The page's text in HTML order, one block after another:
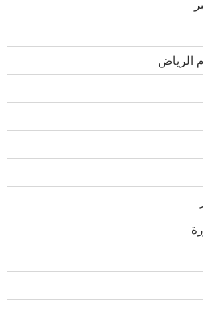
الرياض